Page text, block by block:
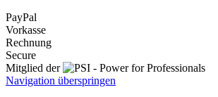
PayPal
Vorkasse
Rechnung
Secure
Mitglied der
Navigation überspringen